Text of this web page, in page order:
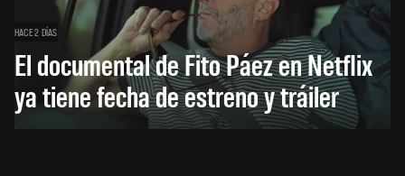
HACE 2 DÍAS
El documental de Fito Páez en Netflix
ya tiene fecha de estreno y tráiler